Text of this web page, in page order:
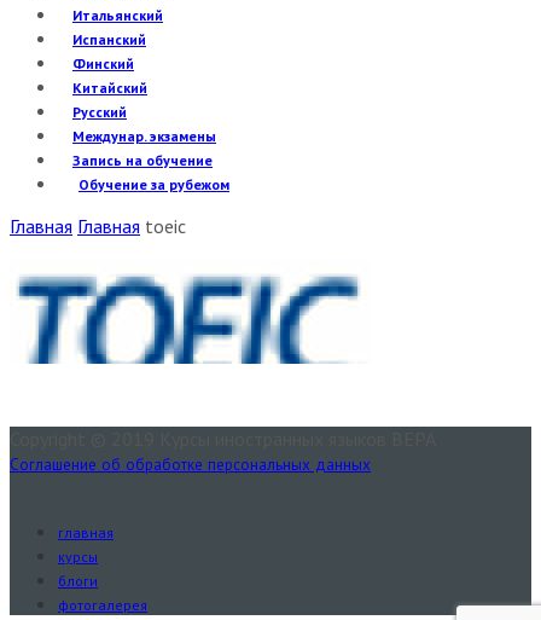
Итальянский
Испанский
Финский
Китайский
Русский
Междунар. экзамены
Запись на обучение
Обучение за рубежом
Главная Главная toeic
Соглашение об обработке персональных данных
главная
курсы
блоги
фотогалерея